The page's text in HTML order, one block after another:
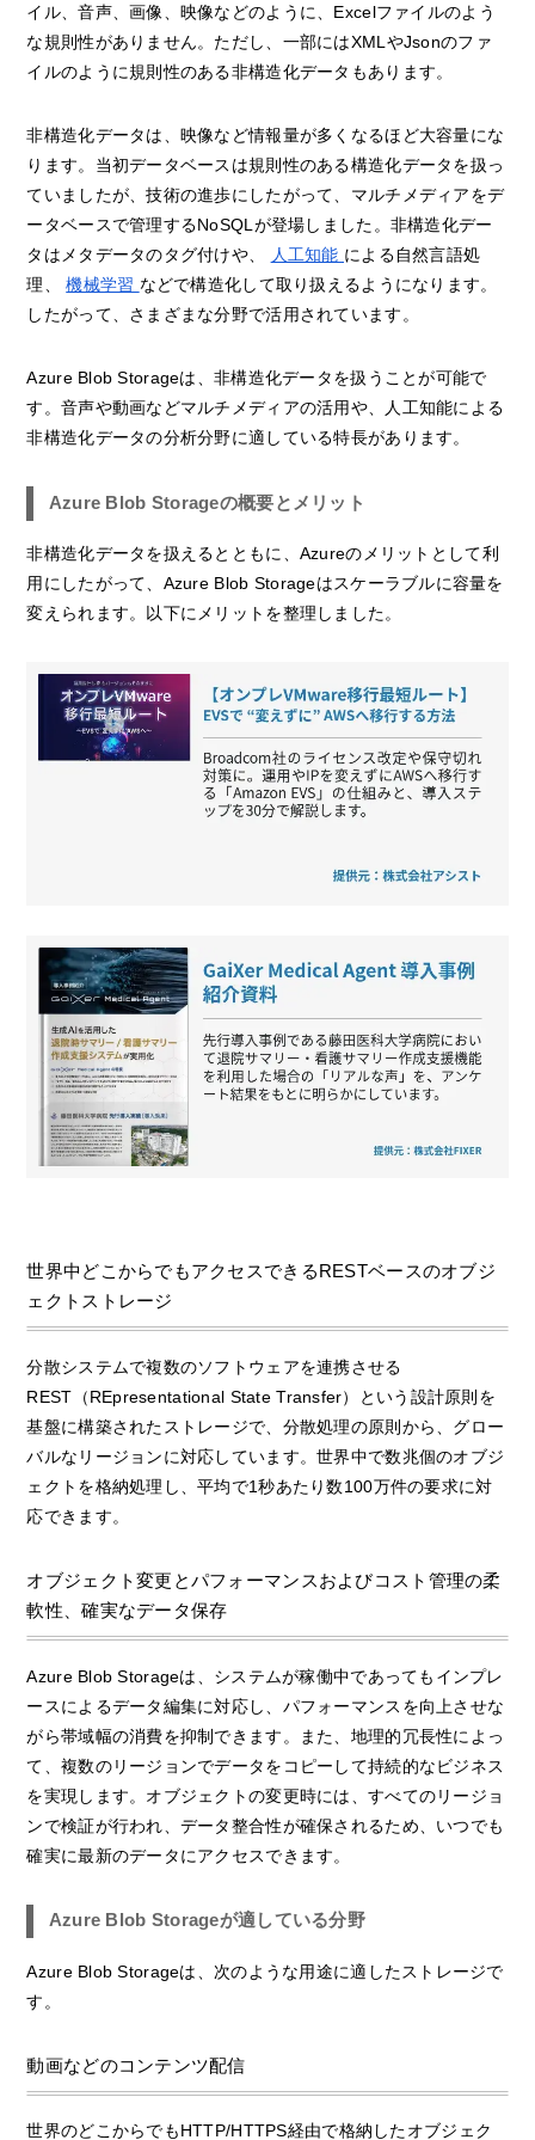
イル、音声、画像、映像などのように、Excelファイルのよう
な規則性がありません。ただし、一部にはXMLやJsonのファ
イルのように規則性のある非構造化データもあります。
非構造化データは、映像など情報量が多くなるほど大容量にな
ります。当初データベースは規則性のある構造化データを扱っ
ていましたが、技術の進歩にしたがって、マルチメディアをデ
ータベースで管理するNoSQLが登場しました。非構造化デー
タはメタデータのタグ付けや、
人工知能 による自然言語処
理、機械学習 などで構造化して取り扱えるようになります。
したがって、さまざまな分野で活用されています。
Azure Blob Storageは、非構造化データを扱うことが可能で
す。音声や動画などマルチメディアの活用や、人工知能による
非構造化データの分析分野に適している特長があります。
Azure Blob Storageの概要とメリット
非構造化データを扱えるとともに、Azureのメリットとして利
用にしたがって、Azure Blob Storageはスケーラブルに容量を
変えられます。以下にメリットを整理しました。
世界中どこからでもアクセスできるRESTベースのオブジ
ェクトストレージ
分散システムで複数のソフトウェアを連携させる
REST（REpresentational State Transfer）という設計原則を
基盤に構築されたストレージで、分散処理の原則から、グロー
バルなリージョンに対応しています。世界中で数兆個のオブジ
ェクトを格納処理し、平均で1秒あたり数100万件の要求に対
応できます。
オブジェクト変更とパフォーマンスおよびコスト管理の柔
軟性、確実なデータ保存
Azure Blob Storageは、システムが稼働中であってもインプレ
ースによるデータ編集に対応し、パフォーマンスを向上させな
がら帯域幅の消費を抑制できます。また、地理的冗長性によっ
て、複数のリージョンでデータをコピーして持続的なビジネス
を実現します。オブジェクトの変更時には、すべてのリージョ
ンで検証が行われ、データ整合性が確保されるため、いつでも
確実に最新のデータにアクセスできます。
Azure Blob Storageが適している分野
Azure Blob Storageは、次のような用途に適したストレージで
す。
動画などのコンテンツ配信
世界のどこからでもHTTP/HTTPS経由で格納したオブジェク